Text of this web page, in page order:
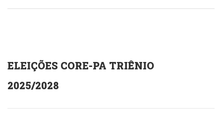
ELEIÇÕES CORE-PA TRIÊNIO
2025/2028